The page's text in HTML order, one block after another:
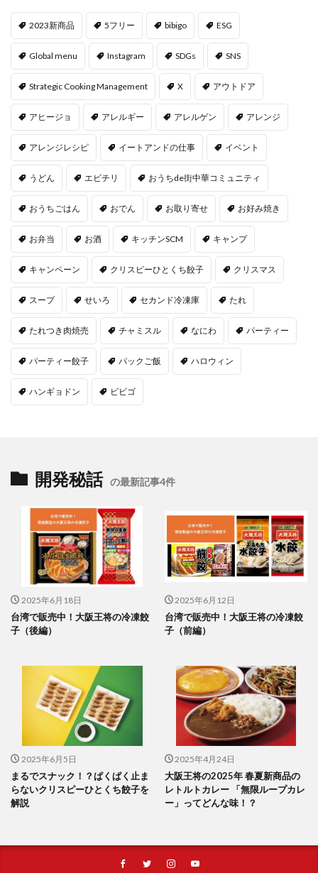
2023新商品 5フリー bibigo ESG
Global menu Instagram SDGs SNS
Strategic Cooking Management X アウトドア
アヒージョ アレルギー アレルゲン アレンジ
アレンジレシピ イートアンドの仕事 イベント
うどん エビチリ おうちde街中華コミュニティ
おうちごはん おでん お取り寄せ お好み焼き
お弁当 お酒 キッチンSCM キャンプ
キャンペーン クリスピーひとくち餃子 クリスマス
スープ せいろ セカンド冷凍庫 たれ
たれつき肉焼売 チャミスル なにわ パーティー
パーティー餃子 パックご飯 ハロウィン
ハンギョドン ビビゴ
開発秘話 の最新記事4件
2025年6月18日
台湾で販売中！大阪王将の冷凍餃
子（後編）
2025年6月12日
台湾で販売中！大阪王将の冷凍餃
子（前編）
2025年6月5日
まるでスナック！？ぱくぱく止ま
らないクリスピーひとくち餃子を
解説
2025年4月24日
大阪王将の2025年 春夏新商品の
レトルトカレー 「無限ループカレ
ー」ってどんな味！？